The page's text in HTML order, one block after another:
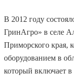
В 2012 году
ГринАгро» в селе
Приморского края,
оборудованием в
который включает